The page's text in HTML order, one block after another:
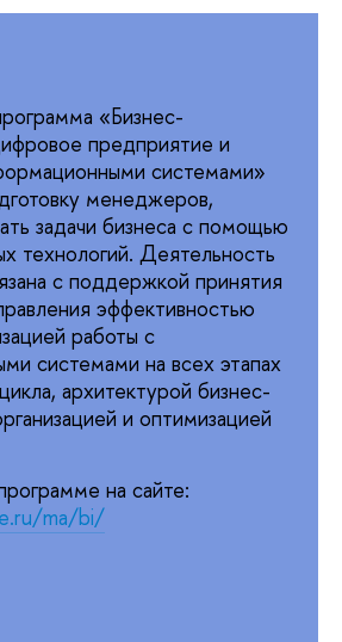
«Бизнес-
предприятие и
системами»
менеджеров,
задачи бизнеса с помощью
технологий. Деятельность
с поддержкой принятия
эффективностью
работы с
системами на всех этапах
архитектурой бизнес-
и оптимизацией
на сайте:
ma/bi/